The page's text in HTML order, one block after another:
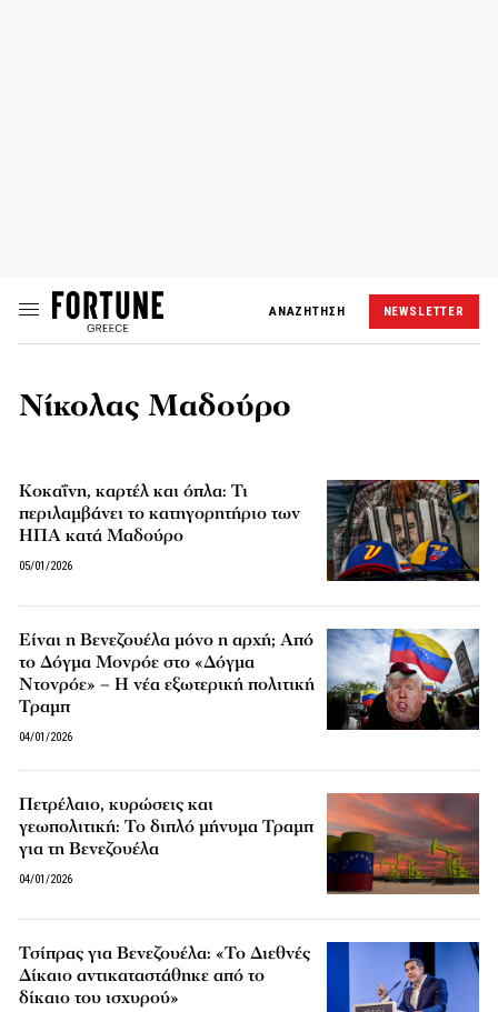
ΑΝΑΖΗΤΗΣΗ NEWSLETTER
Νίκολας Μαδούρο
Κοκαΐνη, καρτέλ και όπλα: Τι
περιλαμβάνει το κατηγορητήριο των
ΗΠΑ κατά Μαδούρο
05/01/2026
Είναι η Βενεζουέλα μόνο η αρχή; Από
το Δόγμα Μονρόε στο «Δόγμα
Ντονρόε» – Η νέα εξωτερική πολιτική
Τραμπ
04/01/2026
Πετρέλαιο, κυρώσεις και
γεωπολιτική: Το διπλό μήνυμα Τραμπ
για τη Βενεζουέλα
04/01/2026
Τσίπρας για Βενεζουέλα: «Το Διεθνές
Δίκαιο αντικαταστάθηκε από το
δίκαιο του ισχυρού»